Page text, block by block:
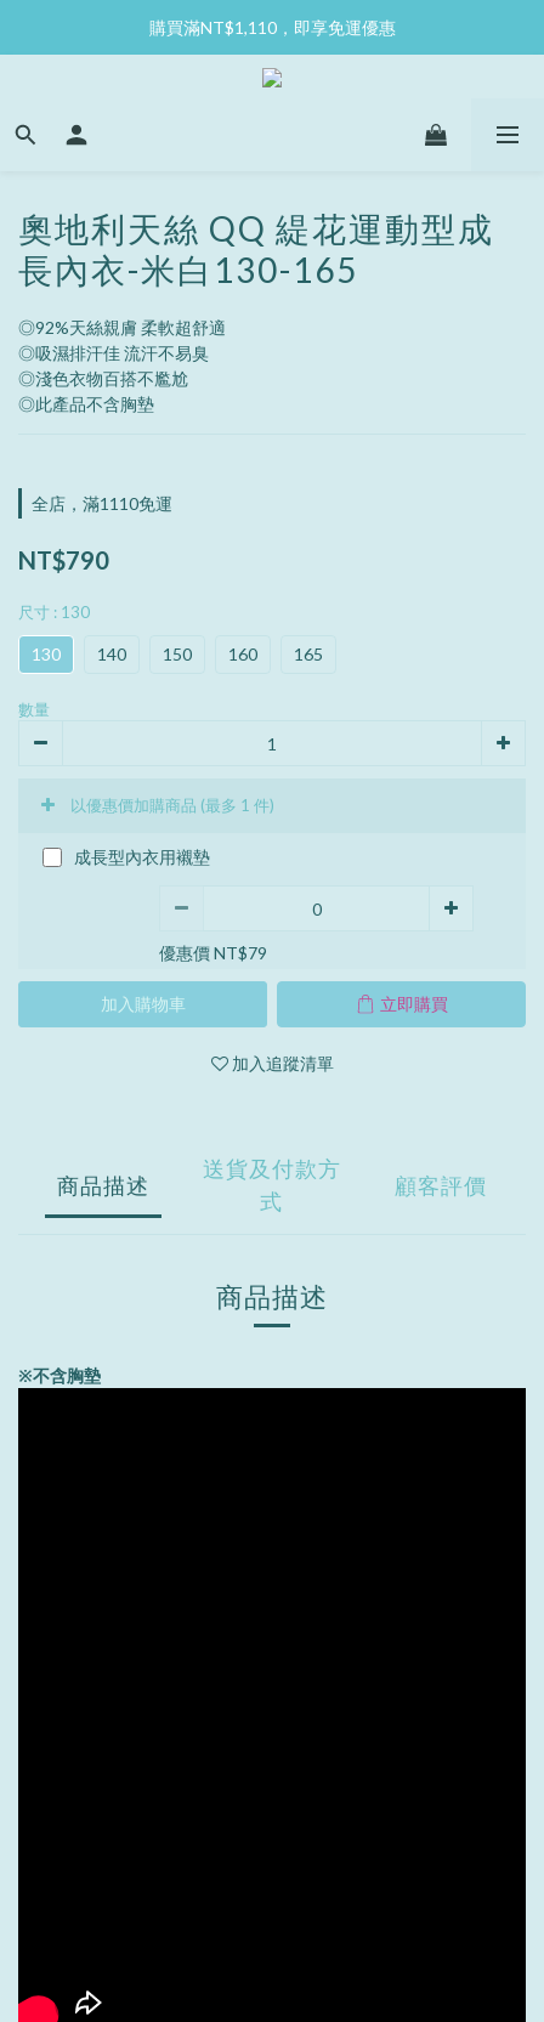
購買滿NT$1,110，即享免運優惠
奧地利天絲 QQ 緹花運動型成
長內衣-米白130-165
◎92%天絲親膚 柔軟超舒適
◎吸濕排汗佳 流汗不易臭
◎淺色衣物百搭不尷尬
◎此產品不含胸墊
全店，滿1110免運
NT$790
尺寸 : 130
130 140 150 160 165
數量
以優惠價加購商品 (最多 1 件)
成長型內衣用襯墊
優惠價 NT$79
加入購物車 立即購買
加入追蹤清單
商品描述
送貨及付款方
式
顧客評價
商品描述
※不含胸墊